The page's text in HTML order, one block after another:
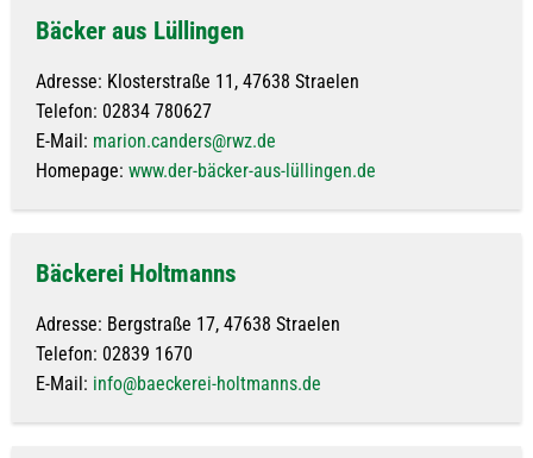
Bäcker aus Lüllingen
Adresse: Klosterstraße 11, 47638 Straelen
Telefon: 02834 780627
E-Mail: marion.canders@rwz.de
Homepage: www.der-bäcker-aus-lüllingen.de
Bäckerei Holtmanns
Adresse: Bergstraße 17, 47638 Straelen
Telefon: 02839 1670
E-Mail: info@baeckerei-holtmanns.de